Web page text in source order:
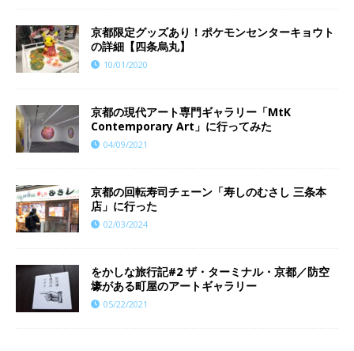
京都限定グッズあり！ポケモンセンターキョウト
の詳細【四条烏丸】
10/01/2020
京都の現代アート専門ギャラリー「MtK
Contemporary Art」に行ってみた
04/09/2021
京都の回転寿司チェーン「寿しのむさし 三条本
店」に行った
02/03/2024
をかしな旅行記#2 ザ・ターミナル・京都／防空
壕がある町屋のアートギャラリー
05/22/2021